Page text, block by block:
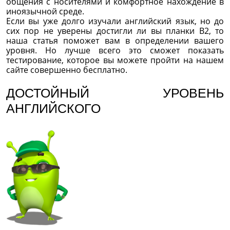
иноязычной среде.
Если вы уже долго изучали английский язык, но до
сих пор не уверены достигли ли вы планки В2, то
наша статья поможет вам в определении вашего
уровня. Но лучше всего это сможет показать
тестирование, которое вы можете пройти на нашем
сайте совершенно бесплатно.
ДОСТОЙНЫЙ УРОВЕНЬ
АНГЛИЙСКОГО